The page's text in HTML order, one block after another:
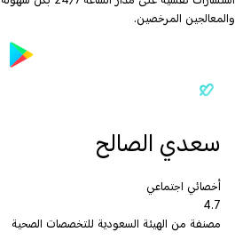
والمعالجين المرخصين.
سعدي الصالح
أخصائي اجتماعي
4.7
مصنفة من الهيئة السعودية للتخصصات الصحية